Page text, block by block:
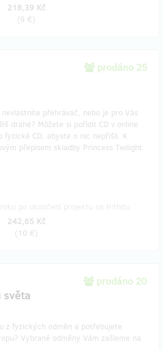
218,39 Kč
(9 €)
prodáno 25
přehrávač, nebo je pro Vás
drahé? Můžete si pořídit CD v online
fyzické CD, abyste o nic nepřišli. K
přepisem skladby Princess Twilight
242,65 Kč
(10 €)
prodáno 20
světa
z fyzických odměn a potřebujete
Vybrané odměny Vám zašleme na